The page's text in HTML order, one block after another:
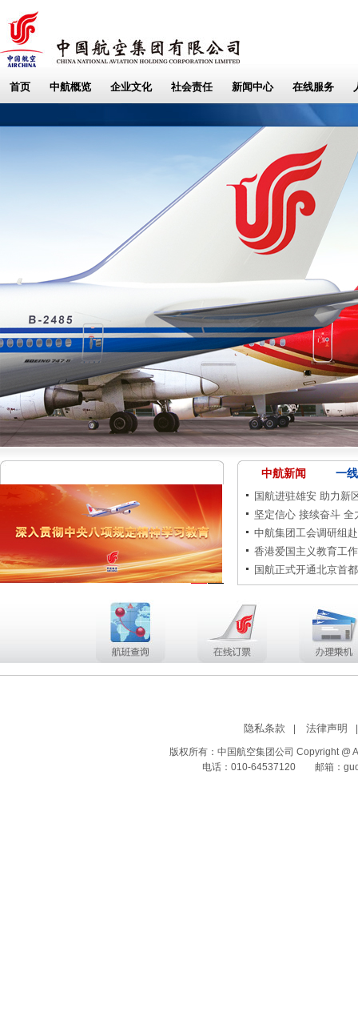
首页 中航概览 企业文化 社会责任 新闻中心 在线服务
中航新闻 一
国航进驻雄安 助力新
坚定信心 接续奋斗 全
中航集团工会调研组
香港爱国主义教育工
国航正式开通北京首